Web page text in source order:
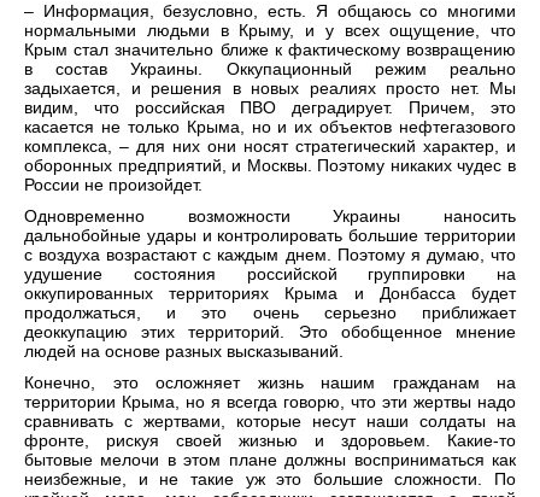
– Информация, безусловно, есть. Я общаюсь со многими
нормальными людьми в Крыму, и у всех ощущение, что
Крым стал значительно ближе к фактическому возвращению
в состав Украины. Оккупационный режим реально
задыхается, и решения в новых реалиях просто нет. Мы
видим, что российская ПВО деградирует. Причем, это
касается не только Крыма, но и их объектов нефтегазового
комплекса, – для них они носят стратегический характер, и
оборонных предприятий, и Москвы. Поэтому никаких чудес в
России не произойдет.
Одновременно возможности Украины наносить
дальнобойные удары и контролировать большие территории
с воздуха возрастают с каждым днем. Поэтому я думаю, что
удушение состояния российской группировки на
оккупированных территориях Крыма и Донбасса будет
продолжаться, и это очень серьезно приближает
деоккупацию этих территорий. Это обобщенное мнение
людей на основе разных высказываний.
Конечно, это осложняет жизнь нашим гражданам на
территории Крыма, но я всегда говорю, что эти жертвы надо
сравнивать с жертвами, которые несут наши солдаты на
фронте, рискуя своей жизнью и здоровьем. Какие-то
бытовые мелочи в этом плане должны восприниматься как
неизбежные, и не такие уж это большие сложности. По